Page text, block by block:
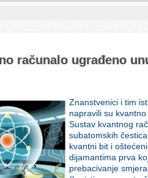
računalo ugrađeno
Znanstvenici i tim
napravili su
Sustav kvantnog
subatomskih
kvantni bit i
dijamantima prva
prebacivanje